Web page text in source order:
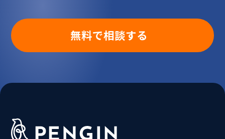
無料で相談する